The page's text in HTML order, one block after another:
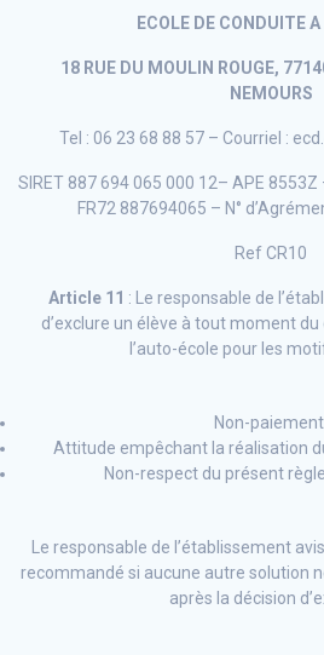
ECOLE DE CONDUITE
18 RUE DU MOULIN ROUGE,
NEMOURS
Tel : 06 23 68 88 57 – Courriel :
SIRET 887 694 065 000 12– APE
FR72 887694065 – N°
Ref CR10
Article 11 : Le responsable de
d’exclure un élève à tout moment
l’auto-école pour les
Non-paiement.
Attitude empêchant la réalisation
Non-respect du présent
Le responsable de l’établissement
recommandé si aucune autre solution
après la décision